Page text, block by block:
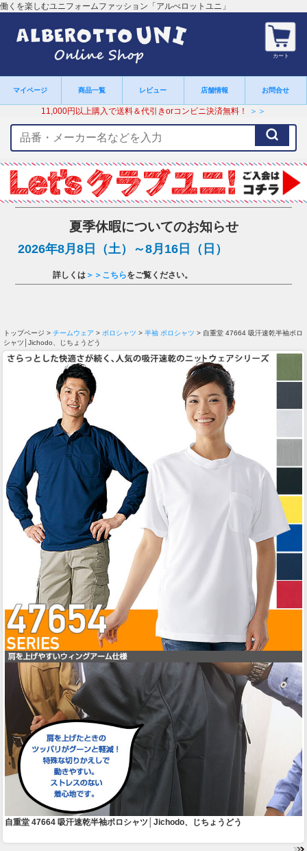
働くを楽しむユニフォームファッション「アルべロットユニ」
カート
マイページ 商品一覧 レビュー 店舗情報 お問合せ
11,000円以上購入で送料＆代引きorコンビニ決済無料！ ＞＞
ー
ワ
ー
ド
夏季休暇についてのお知らせ
2026年8月8日（土）～8月16日（日）
詳しくは ＞＞こちらをご覧ください。
トップページ > チームウェア > ポロシャツ > 半袖 ポロシャツ > 自重堂 47664 吸汗速乾半袖ポロ
シャツ│Jichodo、じちょうどう
自重堂 47664 吸汗速乾半袖ポロシャツ│Jichodo、じちょうどう